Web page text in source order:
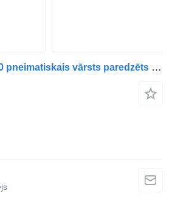
WABCO 4802051010 pneimatiskais vārsts paredzēts autobusa